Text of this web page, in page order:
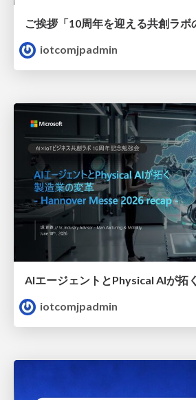
iotcomjpadmin
iotcomjpadmin